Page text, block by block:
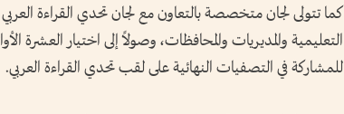
كما تتولى لجان متخصصة بالتعاون مع لجان تحدي القراءة
التعليمية والمديريات والمحافظات، وصولاً إلى اختيار العشرة
للمشاركة في التصفيات النهائية على لقب تحدي القراءة العربي.